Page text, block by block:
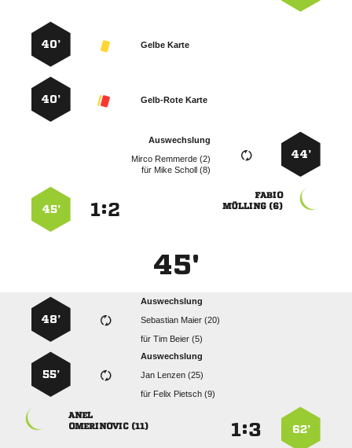
Gelbe Karte
40’
Gelb-Rote Karte
40’
44’
Auswechslung
  
für   

 
:
45’
45'
Auswechslung
  
für  
48’
Auswechslung
  
für   
55’
62’
:

 